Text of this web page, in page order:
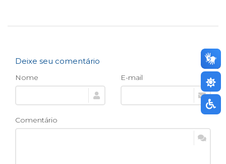
Deixe seu comentário
Nome E-mail
Comentário